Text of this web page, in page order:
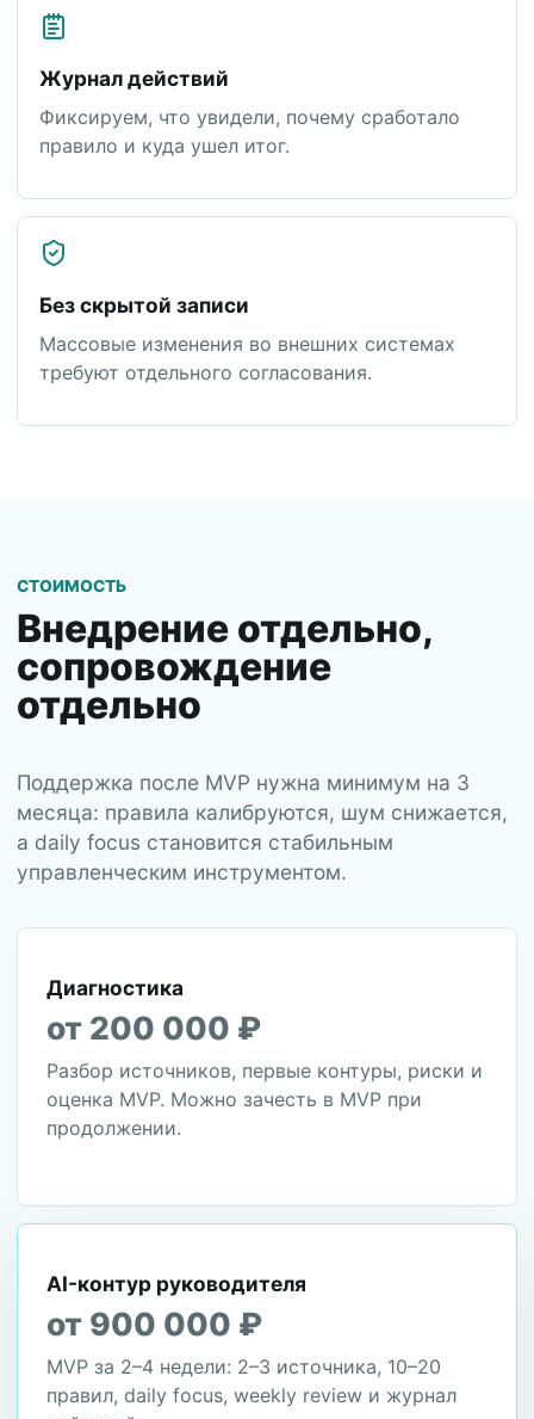
Журнал действий
Фиксируем, что увидели, почему сработало
правило и куда ушел итог.
Без скрытой записи
Массовые изменения во внешних системах
требуют отдельного согласования.
СТОИМОСТЬ
Внедрение отдельно,
сопровождение
отдельно
Поддержка после MVP нужна минимум на 3
месяца: правила калибруются, шум снижается,
а daily focus становится стабильным
управленческим инструментом.
Диагностика
от 200 000 ₽
Разбор источников, первые контуры, риски и
оценка MVP. Можно зачесть в MVP при
продолжении.
AI-контур руководителя
от 900 000 ₽
MVP за 2–4 недели: 2–3 источника, 10–20
правил, daily focus, weekly review и журнал